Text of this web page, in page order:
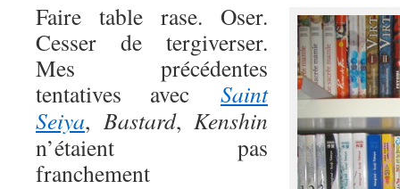
Faire table rase. Oser.
Cesser de tergiverser.
Mes précédentes
tentatives avec Saint
Seiya, Bastard, Kenshin
n’étaient pas
franchement